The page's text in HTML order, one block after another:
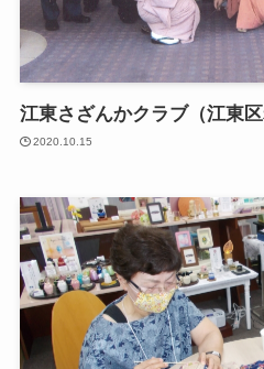
江東さざんかクラブ（江東区
2020.10.15